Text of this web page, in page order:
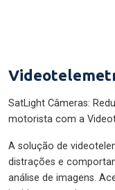
SatLight Câmeras:
motorista com a
A solução de
distrações e
análise de imagens.